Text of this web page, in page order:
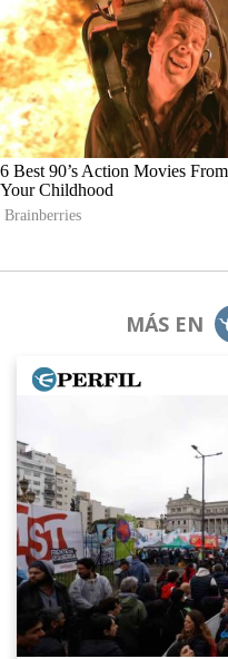
MÁS EN